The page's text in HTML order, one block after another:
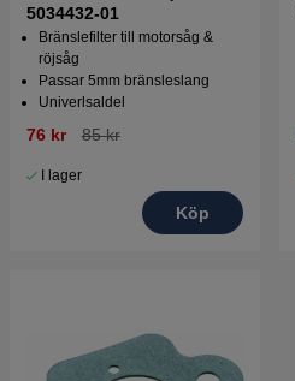
5034432-01
Bränslefilter till motorsåg &
röjsåg
Passar 5mm bränsleslang
Univerlsaldel
76 kr 85 kr
I lager
Köp